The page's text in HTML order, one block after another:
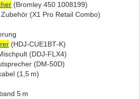
(Bromley 450 1008199)
(X1 Pro Retail Combo)
(HDJ‑CUE1BT‑K)
(DDJ‑FLX4)
(DM‑50D)
(1,5 m)
5 m